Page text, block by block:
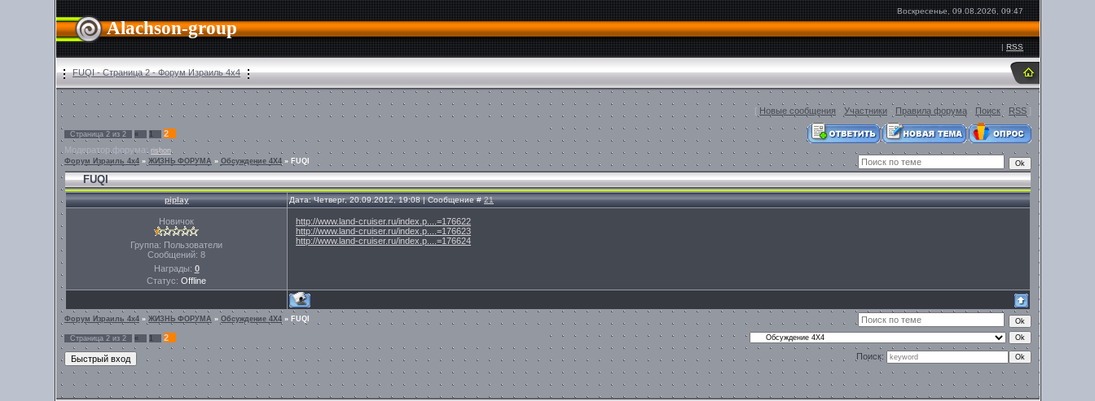
Alachson-group
Воскресенье, 09.08.2026, 09:47
|RSS
FUQI - Страница 2 - Форум Израиль 4х4
[ Новые сообщения Участники Правила форума Поиск RSS ]
Страница 2 из 2 « 1
2
Модератор форума: rishon
Форум Израиль 4х4 » ЖИЗНЬ ФОРУМА » Обсуждение 4Х4 » FUQI
FUQI
piplay Дата: Четверг, 20.09.2012, 19:08 | Сообщение #21
Новичок
Группа: Пользователи
Сообщений: 8
Награды: 0
Статус: Offline
http://www.land-cruiser.ru/index.p....=176622
http://www.land-cruiser.ru/index.p....=176623
http://www.land-cruiser.ru/index.p....=176624
Форум Израиль 4х4 » ЖИЗНЬ ФОРУМА » Обсуждение 4Х4 » FUQI
Страница 2 из 2 « 1
2
Поиск: